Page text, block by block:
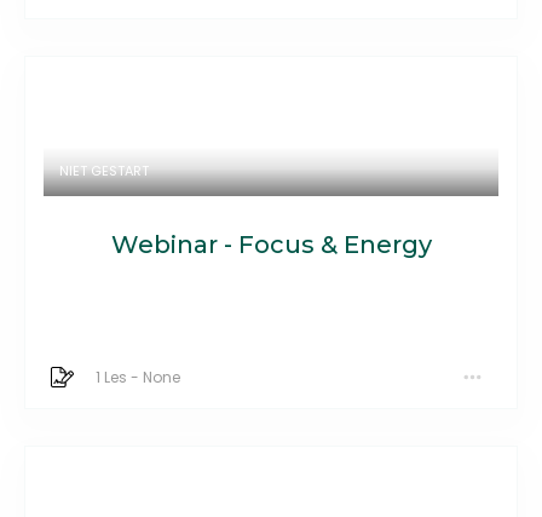
NIET GESTART
Webinar - Focus & Energy
1 Les - None